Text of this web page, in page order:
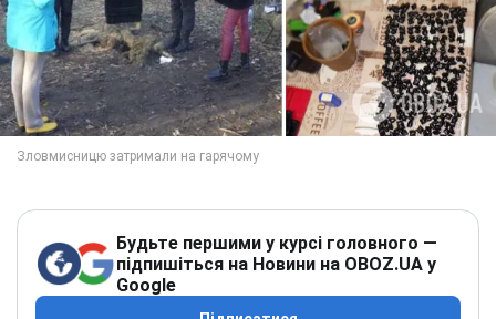
Будьте першими у курсі головного —
підпишіться на Новини на OBOZ.UA у
Google